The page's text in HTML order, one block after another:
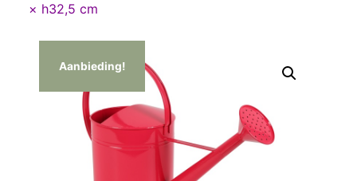
× h32,5 cm
Aanbieding!